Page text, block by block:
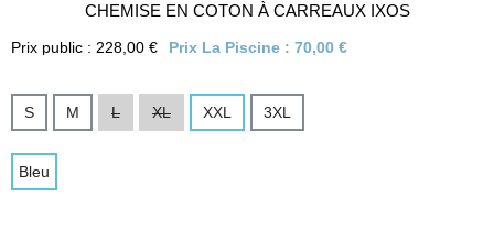
CHEMISE EN COTON À CARREAUX IXOS
Prix public : 228,00 € Prix La Piscine : 70,00 €
S M L XL XXL 3XL
Bleu